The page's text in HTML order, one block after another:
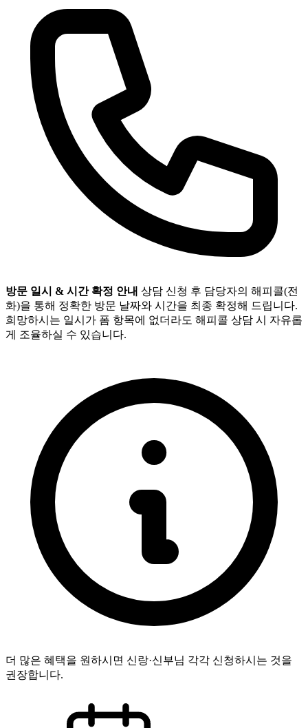
방문 일시 & 시간 확정 안내 상담 신청 후 담당자의 해피콜(전
화)을 통해 정확한 방문 날짜와 시간을 최종 확정해 드립니다.
희망하시는 일시가 폼 항목에 없더라도 해피콜 상담 시 자유롭
게 조율하실 수 있습니다.
더 많은 혜택을 원하시면 신랑·신부님 각각 신청하시는 것을
권장합니다.